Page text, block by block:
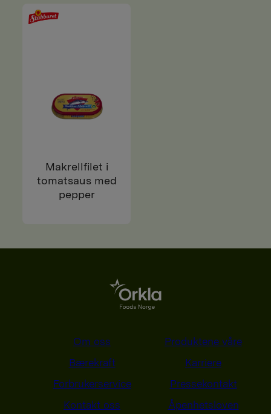
Makrellfilet i
tomatsaus med
pepper
Om oss
Produktene våre
Bærekraft
Karriere
Forbrukerservice
Pressekontakt
Kontakt oss
Åpenhetsloven